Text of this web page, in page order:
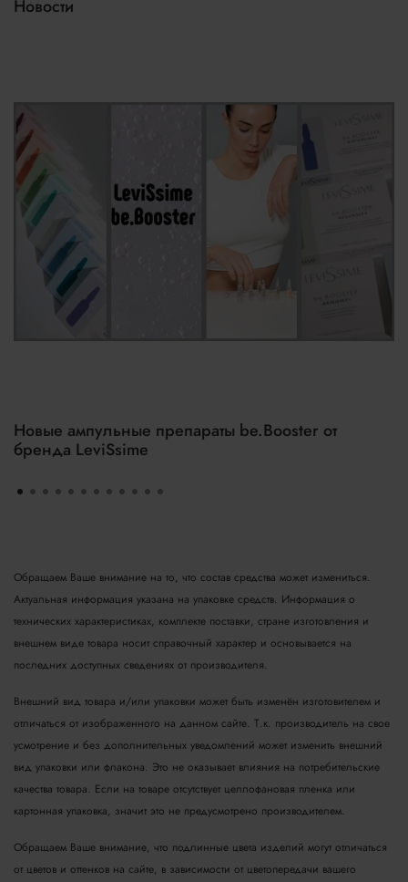
Новости
Новые ампульные препараты be.Booster от
бренда LeviSsime
Обращаем Ваше внимание на то, что состав средства может измениться.
Актуальная информация указана на упаковке средств. Информация о
технических характеристиках, комплекте поставки, стране изготовления и
внешнем виде товара носит справочный характер и основывается на
последних доступных сведениях от производителя.
Внешний вид товара и/или упаковки может быть изменён изготовителем и
отличаться от изображенного на данном сайте. Т.к. производитель на свое
усмотрение и без дополнительных уведомлений может изменить внешний
вид упаковки или флакона. Это не оказывает влияния на потребительские
качества товара. Если на товаре отсутствует целлофановая пленка или
картонная упаковка, значит это не предусмотрено производителем.
Обращаем Ваше внимание, что подлинные цвета изделий могут отличаться
от цветов и оттенков на сайте, в зависимости от цветопередачи вашего